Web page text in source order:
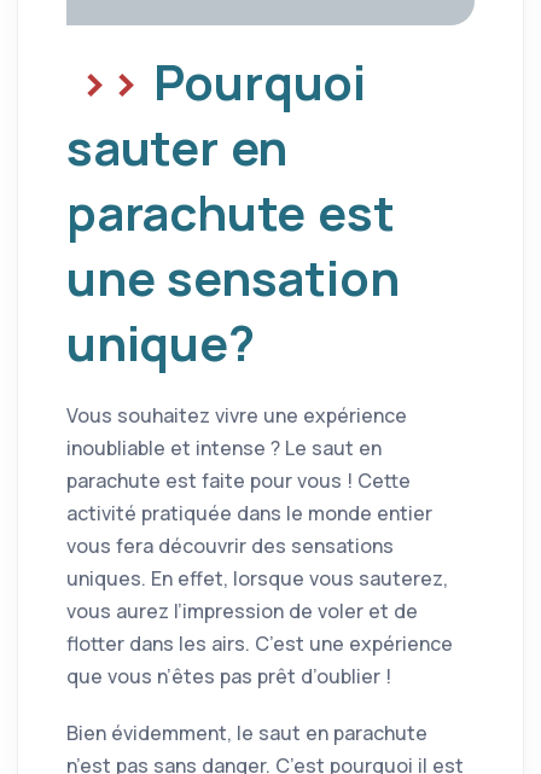
Pourquoi
sauter en
parachute est
une sensation
unique?
Vous souhaitez vivre une expérience
inoubliable et intense ? Le saut en
parachute est faite pour vous ! Cette
activité pratiquée dans le monde entier
vous fera découvrir des sensations
uniques. En effet, lorsque vous sauterez,
vous aurez l’impression de voler et de
flotter dans les airs. C’est une expérience
que vous n’êtes pas prêt d’oublier !
Bien évidemment, le saut en parachute
n’est pas sans danger. C’est pourquoi il est